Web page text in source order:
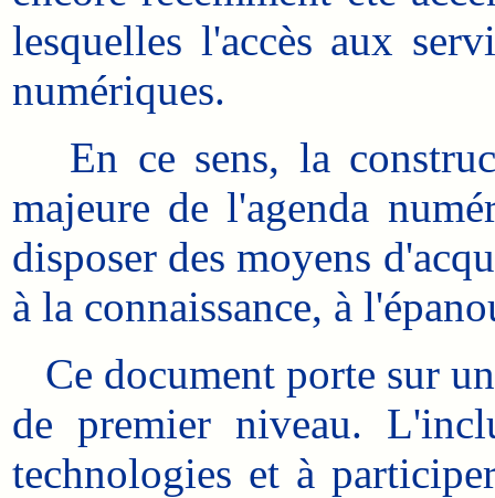
lesquelles l'accès aux
numériques.
En ce sens, la
majeure de l'agenda
disposer des moyens
à la connaissance, à
Ce document porte sur
de premier niveau.
technologies et à